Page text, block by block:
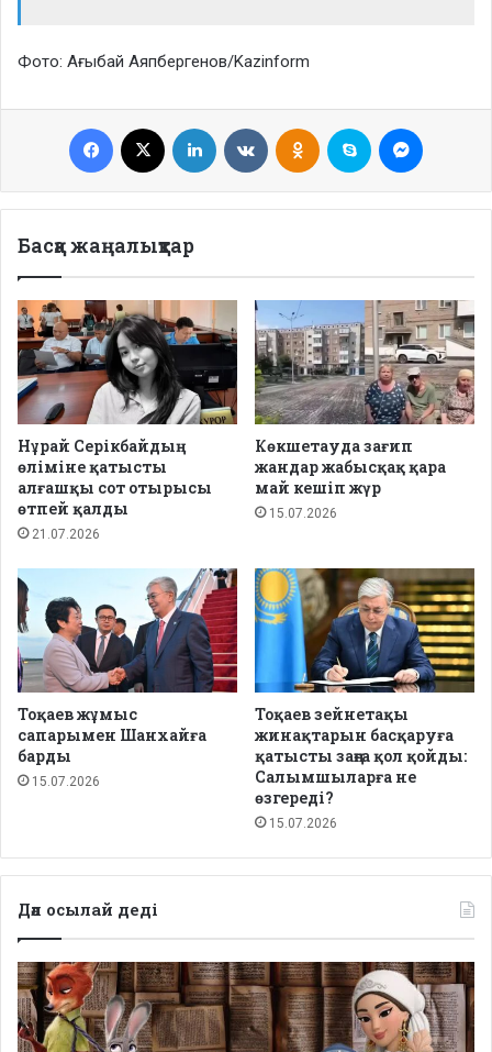
Фото: Ағыбай Аяпбергенов/Kazinform
Facebook LinkedIn VKontakteOdnoklassniki
Skype
Басқа жаңалықтар
Нұрай Серікбайдың
өліміне қатысты
алғашқы сот отырысы
өтпей қалды
21.07.2026
Көкшетауда зағип
жандар жабысқақ қара
май кешіп жүр
15.07.2026
Тоқаев жұмыс
сапарымен Шанхайға
барды
15.07.2026
Тоқаев зейнетақы
жинақтарын басқаруға
қатысты заңға қол қойды:
Салымшыларға не
өзгереді?
15.07.2026
Дәл осылай деді
Депутаттар
дабыл
қақты:
Қазақстанда